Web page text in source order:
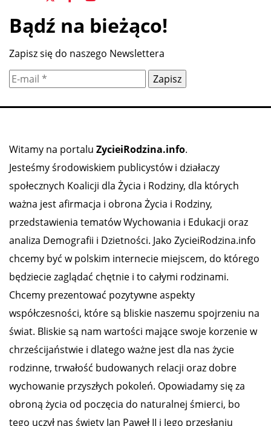
Bądź na bieżąco!
Zapisz się do naszego Newslettera
Witamy na portalu ZycieiRodzina.info.
Jesteśmy środowiskiem publicystów i działaczy
społecznych Koalicji dla Życia i Rodziny, dla których
ważna jest afirmacja i obrona Życia i Rodziny,
przedstawienia tematów Wychowania i Edukacji oraz
analiza Demografii i Dzietności. Jako ZycieiRodzina.info
chcemy być w polskim internecie miejscem, do którego
będziecie zaglądać chętnie i to całymi rodzinami.
Chcemy prezentować pozytywne aspekty
współczesności, które są bliskie naszemu spojrzeniu na
świat. Bliskie są nam wartości mające swoje korzenie w
chrześcijaństwie i dlatego ważne jest dla nas życie
rodzinne, trwałość budowanych relacji oraz dobre
wychowanie przyszłych pokoleń. Opowiadamy się za
obroną życia od poczęcia do naturalnej śmierci, bo
tego uczył nas święty Jan Paweł II i Jego przesłaniu